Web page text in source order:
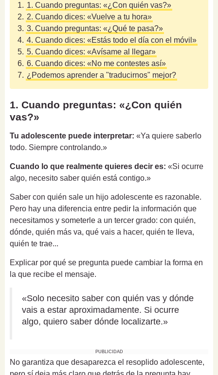
1. 1. Cuando preguntas: «¿Con quién vas?»
2. 2. Cuando dices: «Vuelve a tu hora»
3. 3. Cuando preguntas: «¿Qué te pasa?»
4. 4. Cuando dices: «Estás todo el día con el móvil»
5. 5. Cuando dices: «Avísame al llegar»
6. 6. Cuando dices: «No me contestes así»
7. ¿Podemos aprender a "traducirnos" mejor?
1. Cuando preguntas: «¿Con quién
vas?»
Tu adolescente puede interpretar: «Ya quiere saberlo
todo. Siempre controlando.»
Cuando lo que realmente quieres decir es: «Si ocurre
algo, necesito saber quién está contigo.»
Saber con quién sale un hijo adolescente es razonable.
Pero hay una diferencia entre pedir la información que
necesitamos y someterle a un tercer grado: con quién,
dónde, quién más va, qué vais a hacer, quién te lleva,
quién te trae...
Explicar por qué se pregunta puede cambiar la forma en
la que recibe el mensaje.
«Solo necesito saber con quién vas y dónde
vais a estar aproximadamente. Si ocurre
algo, quiero saber dónde localizarte.»
PUBLICIDAD
No garantiza que desaparezca el resoplido adolescente,